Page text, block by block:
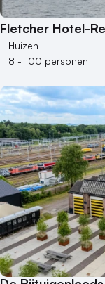
Fletcher Hotel-
Huizen
8 - 100 personen